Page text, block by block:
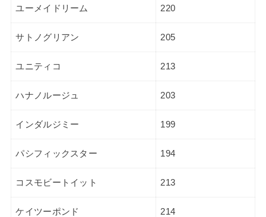
ユーメイドリーム 220
サトノグリアン 205
ユニティコ 213
ハナノルージュ 203
インダルジミー 199
パシフィックスター 194
コスモビートイット 213
ケイツーポンド 214